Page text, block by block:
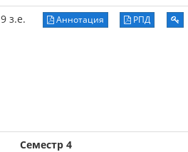
9 з.е. Аннотация РПД
Семестр 4